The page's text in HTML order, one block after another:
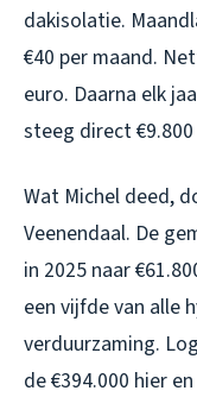
dakisolatie.
€40 per maand.
euro. Daarna elk
steeg direct
Wat Michel deed,
Veenendaal. De
in 2025 naar
een vijfde van alle
verduurzaming.
de €394.000 hier